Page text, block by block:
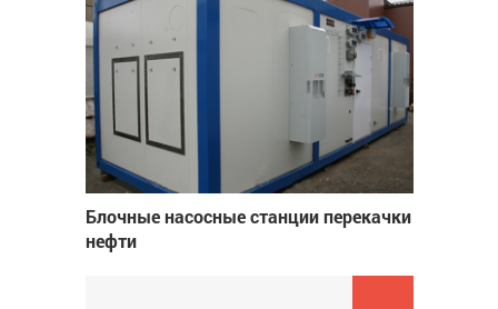
Блочные насосные станции перекачки
нефти